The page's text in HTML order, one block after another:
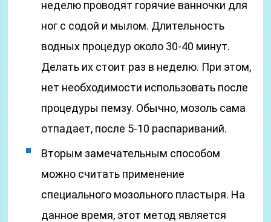
неделю проводят горячие ванночки для
ног с содой и мылом. Длительность
водных процедур около 30-40 минут.
Делать их стоит раз в неделю. При этом,
нет необходимости использовать после
процедуры пемзу. Обычно, мозоль сама
отпадает, после 5-10 распариваний.
Вторым замечательным способом
можно считать применение
специального мозольного пластыря. На
данное время, этот метод является